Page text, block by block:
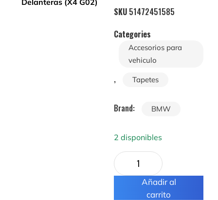
SKU 51472451585
Categories
Accesorios para
vehiculo
, Tapetes
Brand: BMW
2 disponibles
Añadir al
carrito